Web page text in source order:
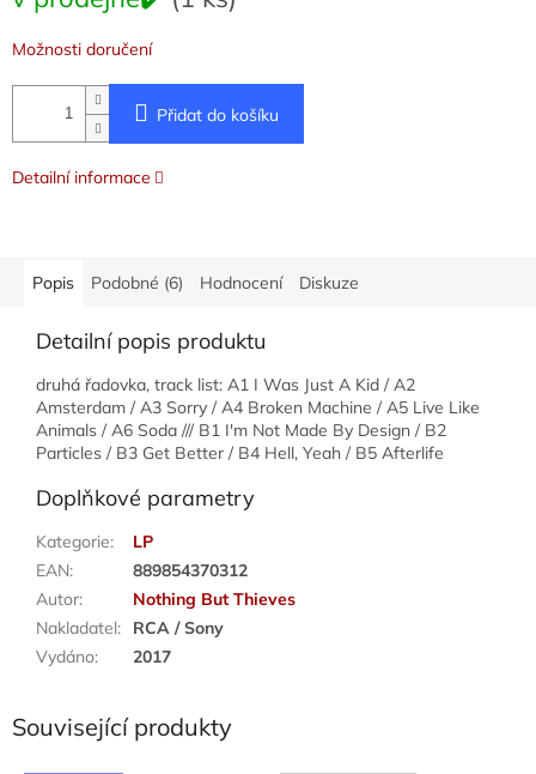
Možnosti doručení
Přidat do košíku
Detailní informace
Popis Podobné (6) Hodnocení Diskuze
Detailní popis produktu
druhá řadovka, track list: A1 I Was Just A Kid / A2
Amsterdam / A3 Sorry / A4 Broken Machine / A5 Live Like
Animals / A6 Soda /// B1 I'm Not Made By Design / B2
Particles / B3 Get Better / B4 Hell, Yeah / B5 Afterlife
Doplňkové parametry
Kategorie:
LP
EAN:
889854370312
Autor:
Nothing But Thieves
Nakladatel:
RCA / Sony
Vydáno: 2017
Související produkty